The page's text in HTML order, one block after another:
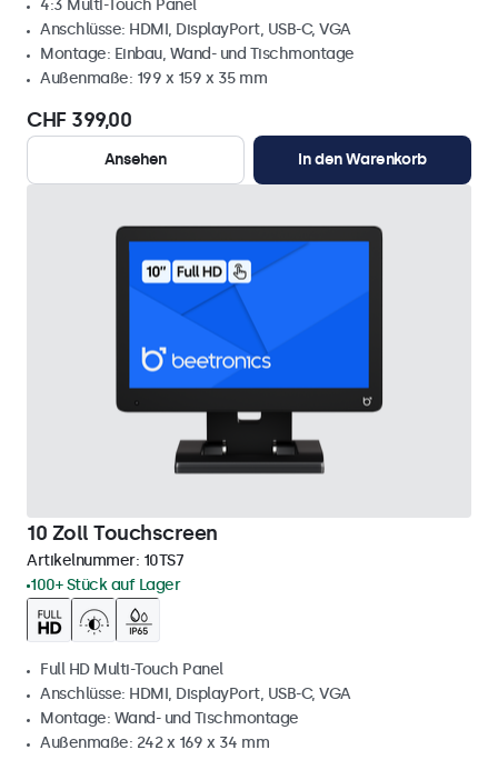
4:3 Multi-Touch Panel
Anschlüsse: HDMI, DisplayPort, USB-C, VGA
Montage: Einbau, Wand- und Tischmontage
Außenmaße: 199 x 159 x 35 mm
CHF 399,00
Ansehen In den Warenkorb
10 Zoll Touchscreen
Artikelnummer: 10TS7
100+ Stück auf Lager
Full HD Multi-Touch Panel
Anschlüsse: HDMI, DisplayPort, USB-C, VGA
Montage: Wand- und Tischmontage
Außenmaße: 242 x 169 x 34 mm